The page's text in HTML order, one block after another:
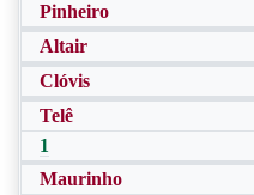
Pinheiro
Altair
Clóvis
Telê
1
Maurinho